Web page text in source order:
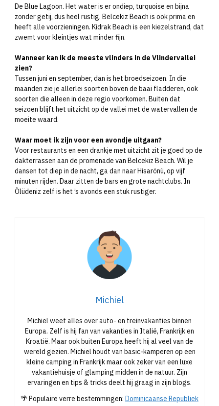
De Blue Lagoon. Het water is er ondiep, turquoise en bijna
zonder getij, dus heel rustig. Belcekiz Beach is ook prima en
heeft alle voorzieningen. Kidrak Beach is een kiezelstrand, dat
zwemt voor kleintjes wat minder fijn.
Wanneer kan ik de meeste vlinders in de Vlindervallei
zien?
Tussen juni en september, dan is het broedseizoen. In die
maanden zie je allerlei soorten boven de baai fladderen, ook
soorten die alleen in deze regio voorkomen. Buiten dat
seizoen blijft het uitzicht op de vallei met de watervallen de
moeite waard.
Waar moet ik zijn voor een avondje uitgaan?
Voor restaurants en een drankje met uitzicht zit je goed op de
dakterrassen aan de promenade van Belcekiz Beach. Wil je
dansen tot diep in de nacht, ga dan naar Hisarönü, op vijf
minuten rijden. Daar zitten de bars en grote nachtclubs. In
Ölüdeniz zelf is het ’s avonds een stuk rustiger.
Michiel
Michiel weet alles over auto- en treinvakanties binnen
Europa. Zelf is hij fan van vakanties in Italië, Frankrijk en
Kroatië. Maar ook buiten Europa heeft hij al veel van de
wereld gezien. Michiel houdt van basic-kamperen op een
kleine camping in Frankrijk maar ook zeker van een luxe
vakantiehuisje of glamping midden in de natuur. Zijn
ervaringen en tips & tricks deelt hij graag in zijn blogs.
🌴 Populaire verre bestemmingen: Dominicaanse Republiek